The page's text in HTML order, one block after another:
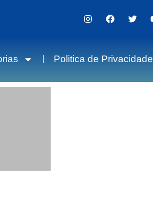
Politica de Privacidade